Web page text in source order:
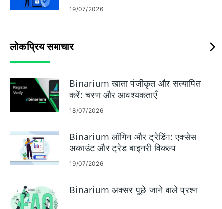
19/07/2026
लोकप्रिय समाचार
Binarium खाता पंजीकृत और सत्यापित
करें: चरण और आवश्यकताएँ
18/07/2026
Binarium लॉगिन और ट्रेडिंग: एक्सेस
अकाउंट और ट्रेड बाइनरी विकल्प
19/07/2026
Binarium अक्सर पूछे जाने वाले प्रश्न